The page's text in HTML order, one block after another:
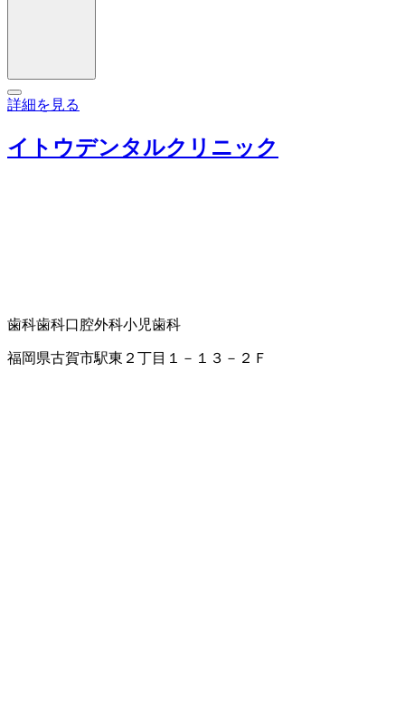
詳細を見る
イトウデンタルクリニック
歯科歯科口腔外科小児歯科
福岡県古賀市駅東２丁目１－１３－２Ｆ